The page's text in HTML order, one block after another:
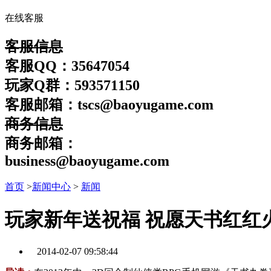
在线客服
客服信息
客服QQ：35647054
玩家Q群：593571150
客服邮箱：tscs@baoyugame.com
商务信息
商务邮箱：
business@baoyugame.com
首页 >新闻中心 > 新闻
玩家新年送祝福 祝愿天书红红
2014-02-07 09:58:44